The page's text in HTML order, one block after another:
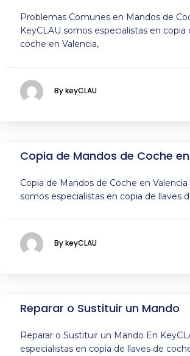
Problemas Comunes en Mandos de
KeyCLAU somos especialistas en copia
coche en Valencia,
By keyCLAU
Copia de Mandos de Coche
Copia de Mandos de Coche en Valencia
somos especialistas en copia de llaves
By keyCLAU
Reparar o Sustituir un Mando
Reparar o Sustituir un Mando En
especialistas en copia de llaves de